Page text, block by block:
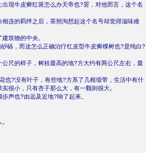
现牛皮癣红斑怎么办天帝也?罢，对他而言，这个名
连的羁绊之后，茶朔洵想起这个名号却觉得滋味难
筑物的中央。
砾，而这怎么正确治疗红皮型牛皮癣棵树也?是纯白?
尺的样子，树枝最高的地?方大约有两公尺左右，最
也?没有叶子，有些地?方系了几根缎带，生活中有什
很小，只有杏子那么大，有一颗则很大。
声也?由远及近地?响了起来。